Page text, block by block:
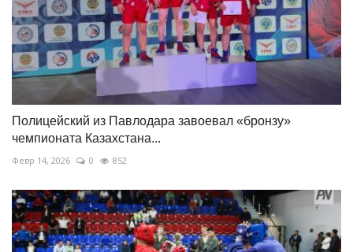
Полицейский из Павлодара завоевал «бронзу»
чемпионата Казахстана...
Февр 14, 2026 0 852